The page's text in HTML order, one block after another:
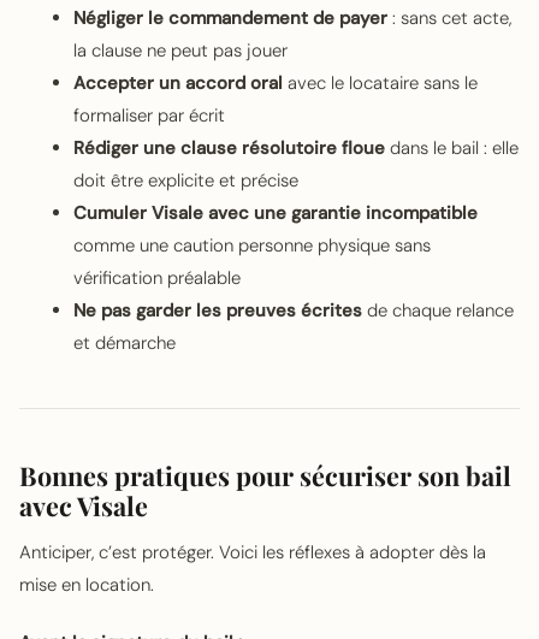
Négliger le commandement de payer: sans cet acte,
la clause ne peut pas jouer
Accepter un accord oral avec le locataire sans le
formaliser par écrit
Rédiger une clause résolutoire flouedans le bail : elle
doit être explicite et précise
Cumuler Visale avec une garantie incompatible
comme une caution personne physique sans
vérification préalable
Ne pas garder les preuves écritesde chaque relance
et démarche
Bonnes pratiques pour sécuriser son bail
avec Visale
Anticiper, c’est protéger. Voici les réflexes à adopter dès la
mise en location.